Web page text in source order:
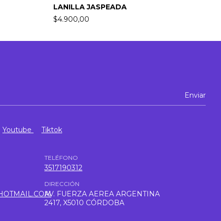
LANILLA JASPEADA
$4.900,00
Youtube Tiktok
TELÉFONO
3517190312
DIRECCIÓN
AV. FUERZA AEREA ARGENTINA
2417, X5010 CÓRDOBA